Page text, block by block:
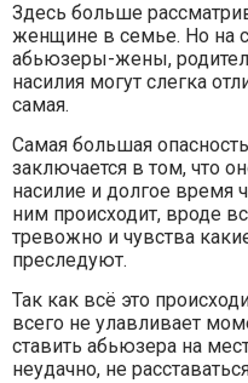
Здесь больше
женщине в семье. Но на
абьюзеры-жены,
насилия могут слегка
самая.
Самая большая
заключается в том, что
насилие и долгое время
ним происходит, вроде
тревожно и чувства
преследуют.
Так как всё это
всего не улавливает
ставить абьюзера на
неудачно, не